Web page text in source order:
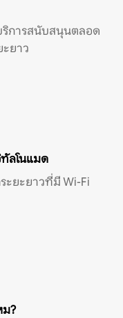
ริการสนับสนุนตลอด
ยาว
ลโนแมด
ะยะยาวที่มี Wi-Fi
ม?